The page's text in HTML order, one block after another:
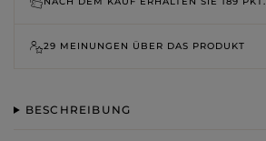
29 MEINUNGEN ÜBER DAS PRODUKT
BESCHREIBUNG